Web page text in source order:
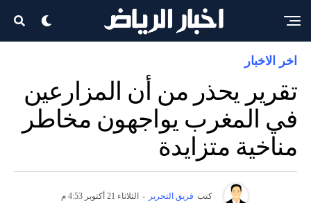
اخر الاخبار
تقرير يحذر من أن المزارعين
في المغرب يواجهون مخاطر
مناخية متزايدة
كتب فريق التحرير - الثلاثاء 21 أكتوبر 4:53 م